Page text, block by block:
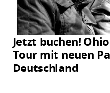
Jetzt buchen!
Tour mit neuen
Deutschland